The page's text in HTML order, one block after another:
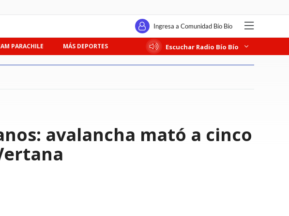
Ingresa a Comunidad Bío Bío
PARACHILE MÁS DEPORTES Escuchar Radio Bío Bío
avalancha mató a cinco